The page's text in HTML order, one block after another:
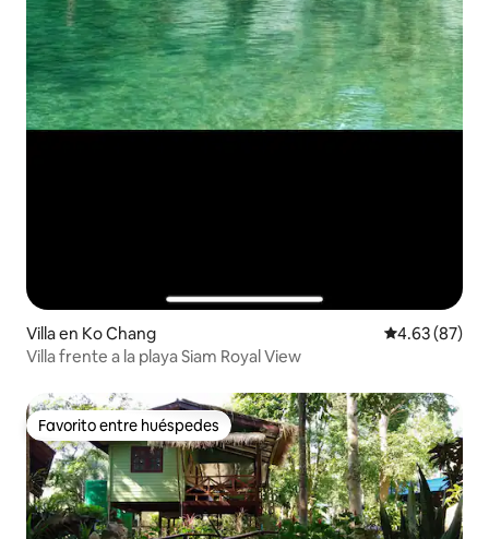
Villa en Ko Chang Calificación
4.63 (87)
Villa frente a la playa Siam Royal View
Favorito entre huéspedes
Favorito entre huéspedes